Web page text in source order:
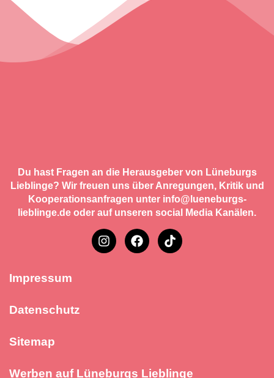
Du hast Fragen an die Herausgeber von Lüneburgs
Lieblinge? Wir freuen uns über Anregungen, Kritik und
Kooperationsanfragen unter info@lueneburgs-
lieblinge.de oder auf unseren social Media Kanälen.
Impressum
Datenschutz
Sitemap
Werben auf Lüneburgs Lieblinge